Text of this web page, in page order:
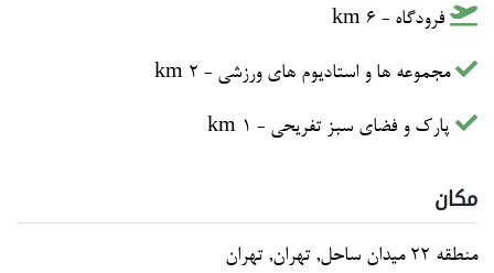
فرودگاه - 6 km
مجموعه ها و استادیوم های ورزشی - 2 km
پارک و فضای سبز تفریحی - 1 km
مکان
منطقه 22 میدان ساحل, تهران, تهران